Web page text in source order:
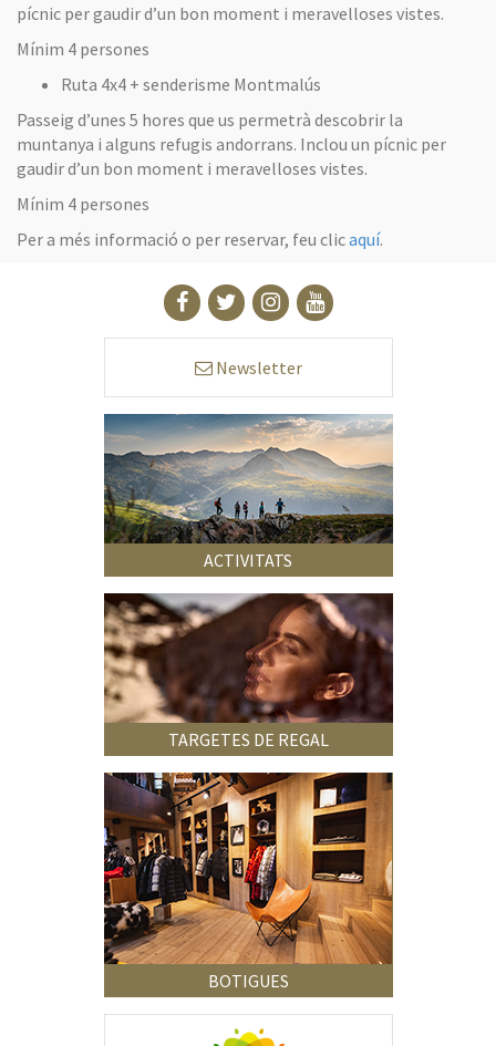
pícnic per gaudir d’un bon moment i meravelloses vistes.
Mínim 4 persones
Ruta 4x4 + senderisme Montmalús
Passeig d’unes 5 hores que us permetrà descobrir la
muntanya i alguns refugis andorrans. Inclou un pícnic per
gaudir d’un bon moment i meravelloses vistes.
Mínim 4 persones
Per a més informació o per reservar, feu clicaquí.
Newsletter
ACTIVITATS
TARGETES DE REGAL
BOTIGUES